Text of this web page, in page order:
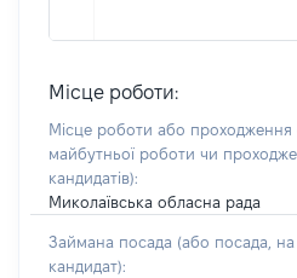
Місце роботи:
Місце роботи або проходження
майбутньої роботи чи
кандидатів):
Миколаївська обласна рада
Займана посада (або посада,
кандидат):